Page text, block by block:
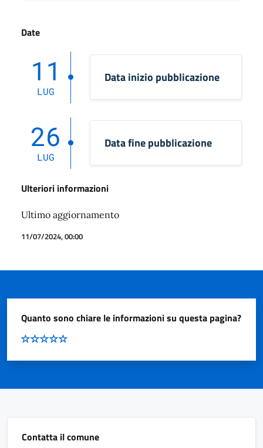
Date
11
LUG
Data inizio pubblicazione
26
LUG
Data fine pubblicazione
Ulteriori informazioni
Ultimo aggiornamento
11/07/2024, 00:00
Quanto sono chiare le informazioni su questa pagina?
Contatta il comune